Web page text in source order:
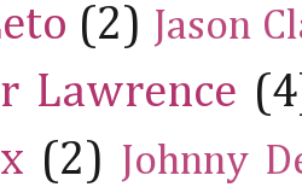
(2) Jason
Lawrence
(2) Johnny